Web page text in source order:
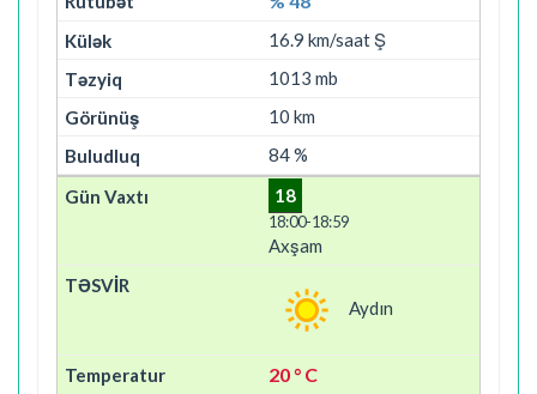
16.9 km/saat Ş
1013 mb
10 km
84 %
18
18:00-18:59
Axşam
Aydın
20 ° C